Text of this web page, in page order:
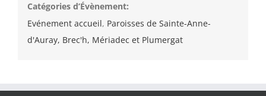
Catégories d’Évènement:
Evénement accueil, Paroisses de Sainte-Anne-
d'Auray, Brec'h, Mériadec et Plumergat